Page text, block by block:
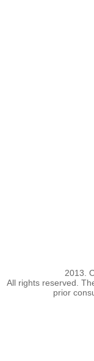
2013.
All rights reserved.
prior